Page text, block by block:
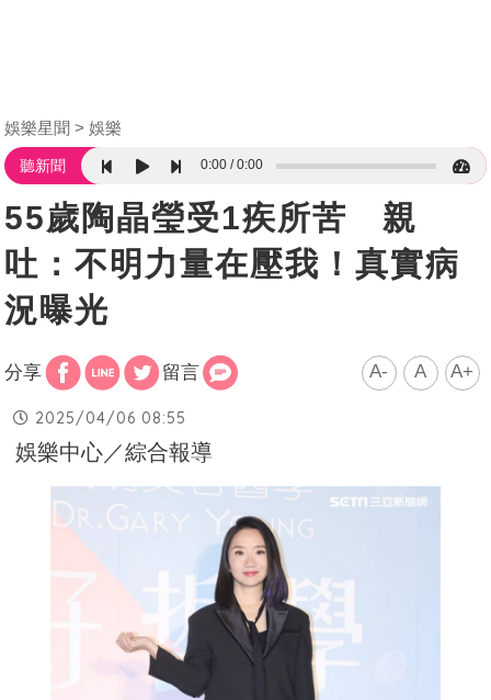
娛樂星聞 娛樂
聽新聞 0:00 0:00
55歲陶晶瑩受1疾所苦 親
吐：不明力量在壓我！真實病
況曝光
分享 留言 A- A A+
2025/04/06 08:55
娛樂中心／綜合報導